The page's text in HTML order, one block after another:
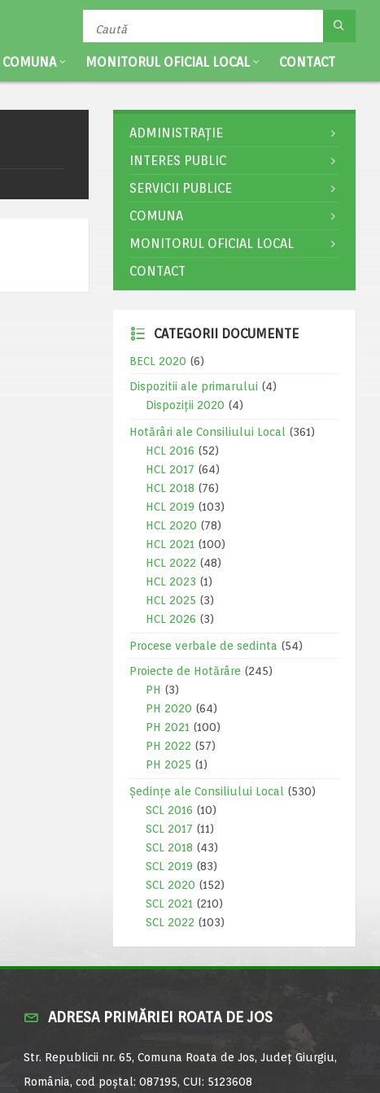
COMUNA MONITORUL OFICIAL LOCAL CONTACT
ADMINISTRAȚIE
INTERES PUBLIC
SERVICII PUBLICE
COMUNA
MONITORUL OFICIAL LOCAL
CONTACT
CATEGORII DOCUMENTE
BECL 2020 (6)
Dispozitii ale primarului (4)
Dispoziții 2020 (4)
Hotărâri ale Consiliului Local
(361)
HCL 2016 (52)
HCL 2017 (64)
HCL 2018 (76)
HCL 2019 (103)
HCL 2020 (78)
HCL 2021 (100)
HCL 2022 (48)
HCL 2023 (1)
HCL 2025 (3)
HCL 2026 (3)
Procese verbale de sedinta (54)
Proiecte de Hotărâre (245)
PH (3)
PH 2020 (64)
PH 2021 (100)
PH 2022 (57)
PH 2025 (1)
Ședințe ale Consiliului Local
(530)
SCL 2016 (10)
SCL 2017 (11)
SCL 2018 (43)
SCL 2019 (83)
SCL 2020 (152)
SCL 2021 (210)
SCL 2022 (103)
ADRESA PRIMĂRIEI ROATA DE JOS
Str. Republicii nr. 65, Comuna Roata de Jos, Județ Giurgiu,
România, cod poștal: 087195, CUI: 5123608